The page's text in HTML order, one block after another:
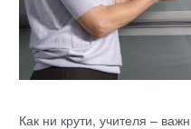
Как ни крути, учителя –